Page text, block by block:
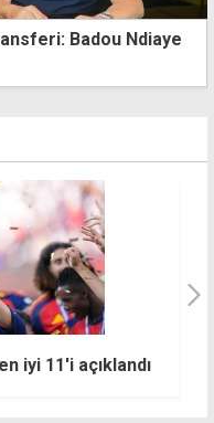
yapılan
iyi 11'i açıklandı